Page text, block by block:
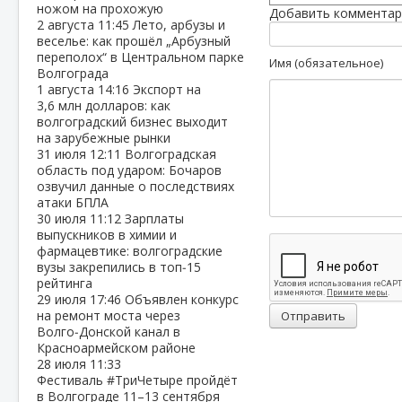
ножом на прохожую
2 августа 11:45Лето, арбузы и
веселье: как прошёл „Арбузный
переполох“ в Центральном парке
Волгограда
1 августа 14:16 Экспорт на
3,6 млн долларов: как
волгоградский бизнес выходит
на зарубежные рынки
31 июля 12:11 Волгоградская
область под ударом: Бочаров
озвучил данные о последствиях
атаки БПЛА
30 июля 11:12 Зарплаты
выпускников в химии и
фармацевтике: волгоградские
вузы закрепились в топ‑15
рейтинга
29 июля 17:46 Объявлен конкурс
на ремонт моста через
Волго‑Донской канал в
Красноармейском районе
28 июля 11:33
Фестиваль #ТриЧетыре пройдёт
в Волгограде 11–13 сентября
Добавить
Имя (обязательное)
Отправить